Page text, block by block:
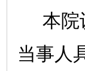
本院
当事人